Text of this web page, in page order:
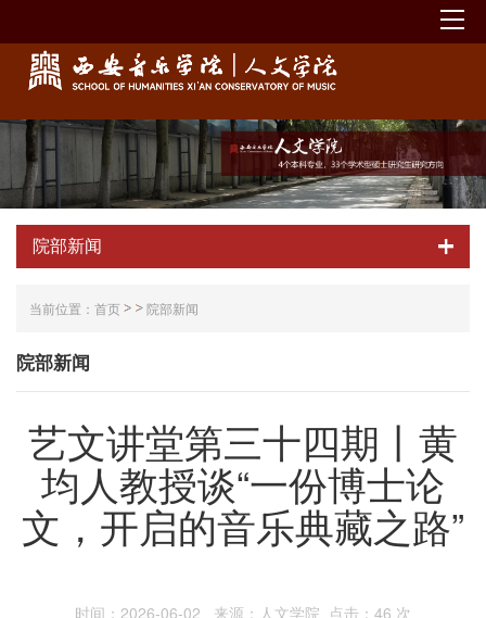
院部新闻
当前位置： 首页 院部新闻
院部新闻
艺文讲堂第三十四期丨黄
均人教授谈“一份博士论
文，开启的音乐典藏之路”
时间：2026-06-02 来源：人文学院 点击： 46 次